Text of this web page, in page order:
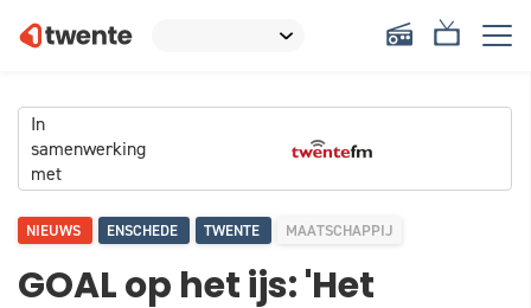
In
samenwerking
met
NIEUWS ENSCHEDE TWENTE MAATSCHAPPIJ
GOAL op het ijs: 'Het